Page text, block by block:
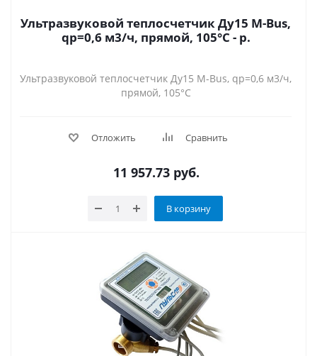
Ультразвуковой теплосчетчик Ду15 M-Bus,
qp=0,6 м3/ч, прямой, 105°C - р.
Ультразвуковой теплосчетчик Ду15 M-Bus, qp=0,6 м3/ч,
прямой, 105°C
Отложить Сравнить
11 957.73руб.
В корзину